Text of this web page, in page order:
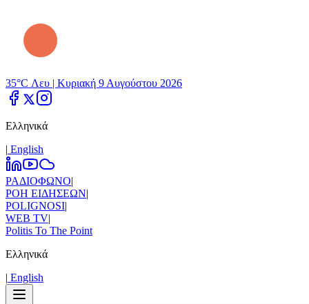
35°C Λευ | Κυριακή 9 Αυγούστου 2026
Ελληνικά
| Εnglish
ΡΑΔΙΟΦΩΝΟ|
ΡΟΗ ΕΙΔΗΣΕΩΝ|
POLIGNOSI|
WEB TV|
Politis To The Point
Ελληνικά
| Εnglish